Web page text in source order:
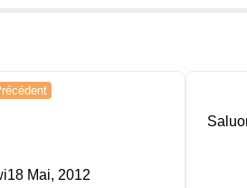
18 Mai, 2012